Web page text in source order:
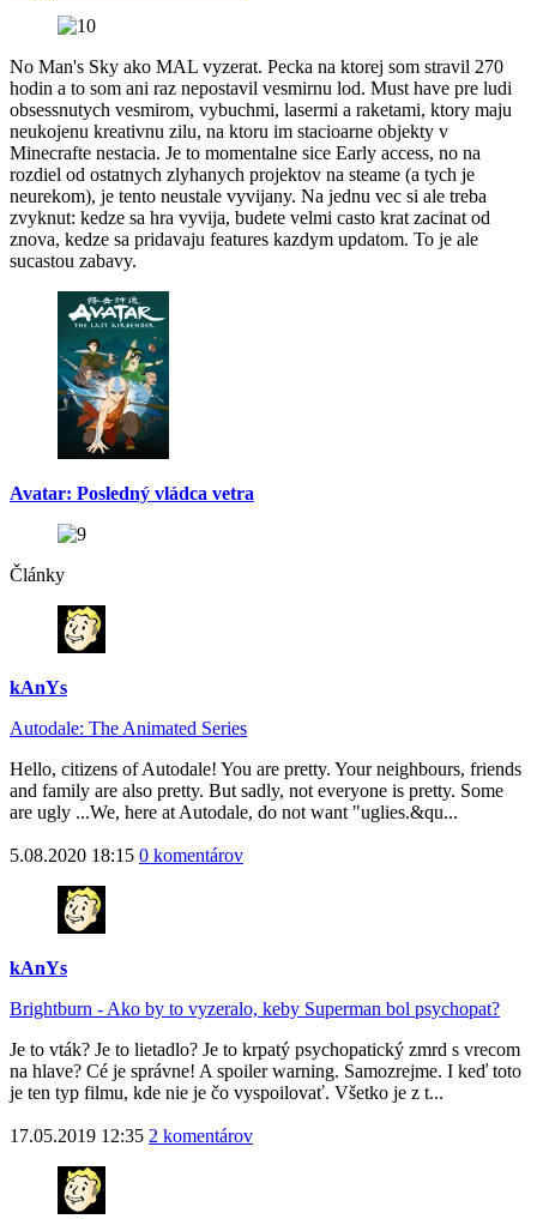
No Man's Sky ako MAL vyzerat. Pecka na ktorej som stravil 270
hodin a to som ani raz nepostavil vesmirnu lod. Must have pre ludi
obsessnutych vesmirom, vybuchmi, lasermi a raketami, ktory maju
neukojenu kreativnu zilu, na ktoru im stacioarne objekty v
Minecrafte nestacia. Je to momentalne sice Early access, no na
rozdiel od ostatnych zlyhanych projektov na steame (a tych je
neurekom), je tento neustale vyvijany. Na jednu vec si ale treba
zvyknut: kedze sa hra vyvija, budete velmi casto krat zacinat od
znova, kedze sa pridavaju features kazdym updatom. To je ale
sucastou zabavy.
Avatar: Posledný vládca vetra
Články
kAnYs
Autodale: The Animated Series
Hello, citizens of Autodale! You are pretty. Your neighbours, friends
and family are also pretty. But sadly, not everyone is pretty. Some
are ugly ...We, here at Autodale, do not want "uglies.&qu...
5.08.2020 18:15 0 komentárov
kAnYs
Brightburn - Ako by to vyzeralo, keby Superman bol psychopat?
Je to vták? Je to lietadlo? Je to krpatý psychopatický zmrd s vrecom
na hlave? Cé je správne! A spoiler warning. Samozrejme. I keď toto
je ten typ filmu, kde nie je čo vyspoilovať. Všetko je z t...
17.05.2019 12:35 2 komentárov